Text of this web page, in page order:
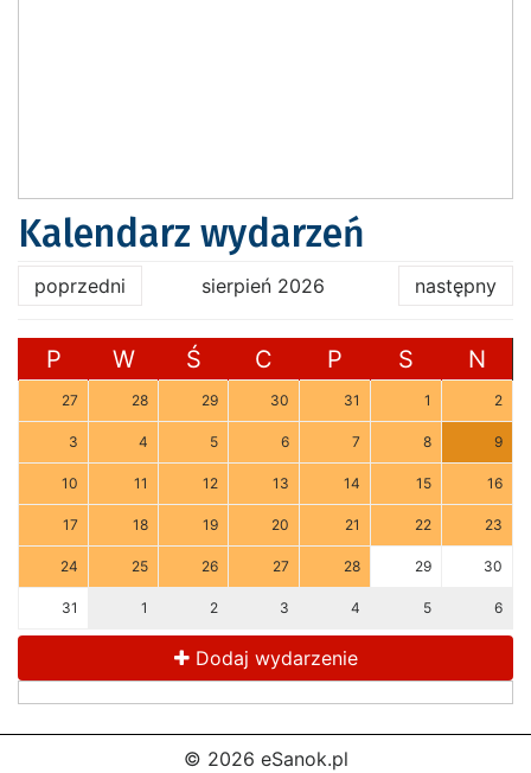
Kalendarz wydarzeń
poprzedni sierpień 2026 następny
P W Ś C P S N
27 28 29 30 31 1 2
3 4 5 6 7 8 9
10 11 12 13 14 15 16
17 18 19 20 21 22 23
24 25 26 27 28 29 30
31 1 2 3 4 5 6
Dodaj wydarzenie
© 2026 eSanok.pl